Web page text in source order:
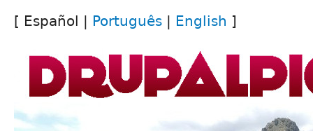
[ Español | Português | English ]